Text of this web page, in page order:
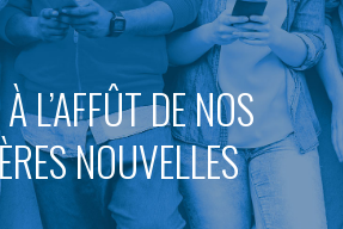
L’AFFÛT DE NOS
NOUVELLES